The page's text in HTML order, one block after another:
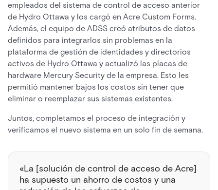
empleados del sistema de control de acceso anterior
de Hydro Ottawa y los cargó en Acre Custom Forms.
Además, el equipo de ADSS creó atributos de datos
definidos para integrarlos sin problemas en la
plataforma de gestión de identidades y directorios
activos de Hydro Ottawa y actualizó las placas de
hardware Mercury Security de la empresa. Esto les
permitió mantener bajos los costos sin tener que
eliminar o reemplazar sus sistemas existentes.
Juntos, completamos el proceso de integración y
verificamos el nuevo sistema en un solo fin de semana.
«La [solución de control de acceso de Acre]
ha supuesto un ahorro de costos y una